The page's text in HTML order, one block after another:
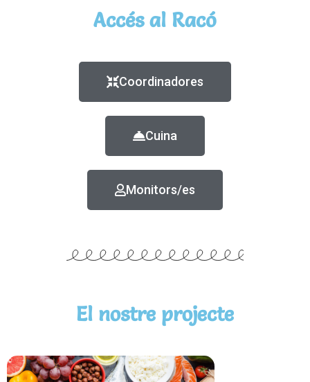
Accés al Racó
Coordinadores
Cuina
Monitors/es
El nostre projecte